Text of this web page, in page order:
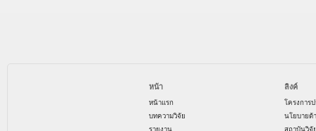
หน้า
หน้าแรก
บทความวิจัย
รายงาน
ลิงค์
โครงการ
นโยบายด้
สถาบันวิจั